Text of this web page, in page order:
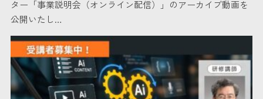
ター「事業説明会（オンライン配信）」のアーカイブ動画を
公開いたし…